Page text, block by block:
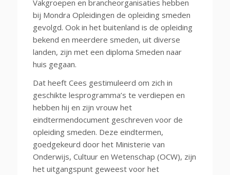
Vakgroepen en brancheorganisaties hebben
bij Mondra Opleidingen de opleiding smeden
gevolgd. Ook in het buitenland is de opleiding
bekend en meerdere smeden, uit diverse
landen, zijn met een diploma Smeden naar
huis gegaan.
Dat heeft Cees gestimuleerd om zich in
geschikte lesprogramma’s te verdiepen en
hebben hij en zijn vrouw het
eindtermendocument geschreven voor de
opleiding smeden. Deze eindtermen,
goedgekeurd door het Ministerie van
Onderwijs, Cultuur en Wetenschap (OCW), zijn
het uitgangspunt geweest voor het